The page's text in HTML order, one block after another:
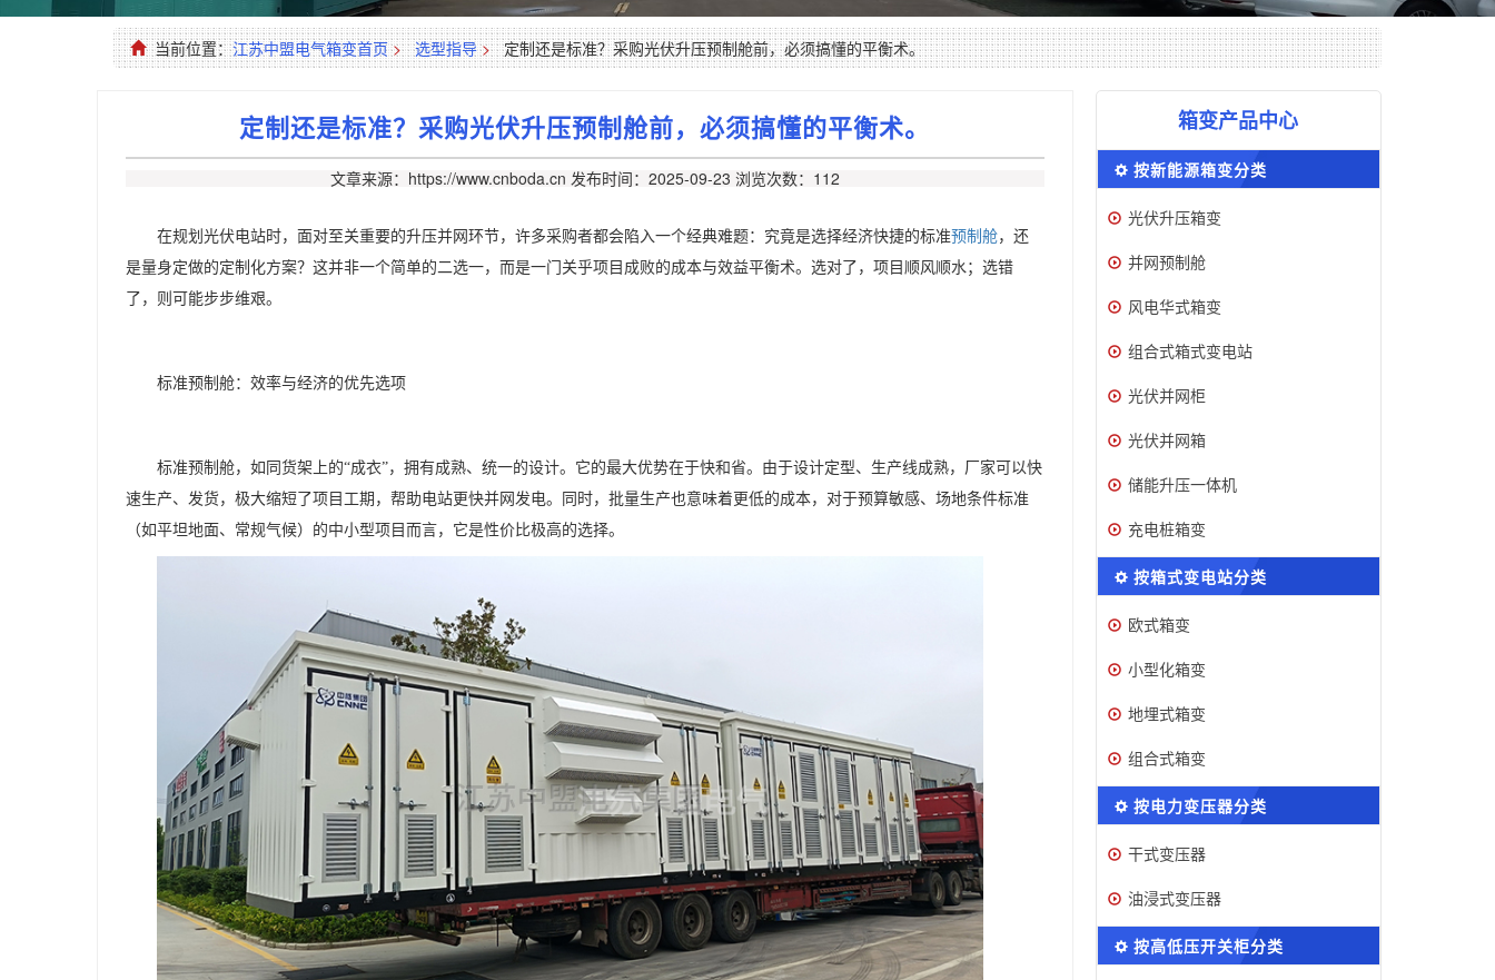
当前位置：江苏中盟电气箱变首页 > 选型指导 > 定制还是标准？采购光伏升压预制舱前，必须搞懂的平衡术。
定制还是标准？采购光伏升压预制舱前，必须搞懂的平衡术。
文章来源：https://www.cnboda.cn 发布时间：2025-09-23 浏览次数：112
在规划光伏电站时，面对至关重要的升压并网环节，许多采购者都会陷入一个经典难题：究竟是选择经济快捷的标准预制舱，还
是量身定做的定制化方案？这并非一个简单的二选一，而是一门关乎项目成败的成本与效益平衡术。选对了，项目顺风顺水；选错
了，则可能步步维艰。
标准预制舱：效率与经济的优先选项
标准预制舱，如同货架上的“成衣”，拥有成熟、统一的设计。它的最大优势在于快和省。由于设计定型、生产线成熟，厂家可以快
速生产、发货，极大缩短了项目工期，帮助电站更快并网发电。同时，批量生产也意味着更低的成本，对于预算敏感、场地条件标准
（如平坦地面、常规气候）的中小型项目而言，它是性价比极高的选择。
箱变产品中心
按新能源箱变分类
光伏升压箱变
并网预制舱
风电华式箱变
组合式箱式变电站
光伏并网柜
光伏并网箱
储能升压一体机
充电桩箱变
按箱式变电站分类
欧式箱变
小型化箱变
地埋式箱变
组合式箱变
按电力变压器分类
干式变压器
油浸式变压器
按高低压开关柜分类